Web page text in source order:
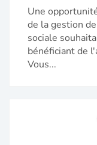
Une
de la gestion
sociale
bénéficiant de
Vous...